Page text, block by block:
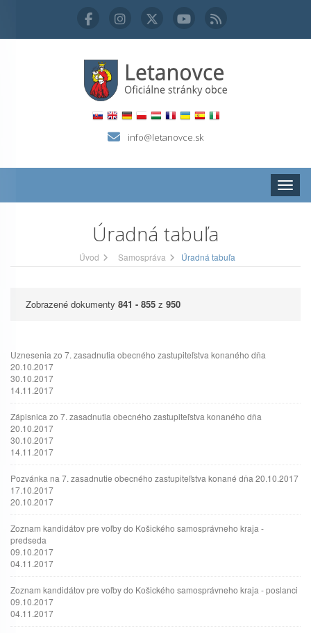
info@letanovce.sk
Úradná tabuľa
Úvod Samospráva Úradná tabuľa
Zobrazené dokumenty 841 - 855 z 950
Uznesenia zo 7. zasadnutia obecného zastupiteľstva konaného dňa
20.10.2017
30.10.2017
14.11.2017
Zápisnica zo 7. zasadnutia obecného zastupiteľstva konaného dňa
20.10.2017
30.10.2017
14.11.2017
Pozvánka na 7. zasadnutie obecného zastupiteľstva konané dňa 20.10.2017
17.10.2017
20.10.2017
Zoznam kandidátov pre voľby do Košického samosprávneho kraja -
predseda
09.10.2017
04.11.2017
Zoznam kandidátov pre voľby do Košického samosprávneho kraja - poslanci
09.10.2017
04.11.2017